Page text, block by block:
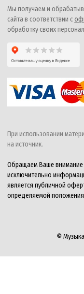
Мы получаем и
сайта в соответствии с
обработку своих
При использовании
на источник.
Обращаем Ваше внимание
исключительно
является публичной
определяемой
©